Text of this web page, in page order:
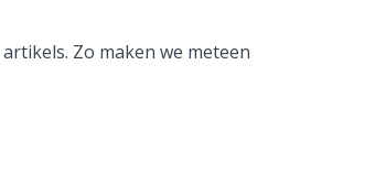
Zo maken we meteen